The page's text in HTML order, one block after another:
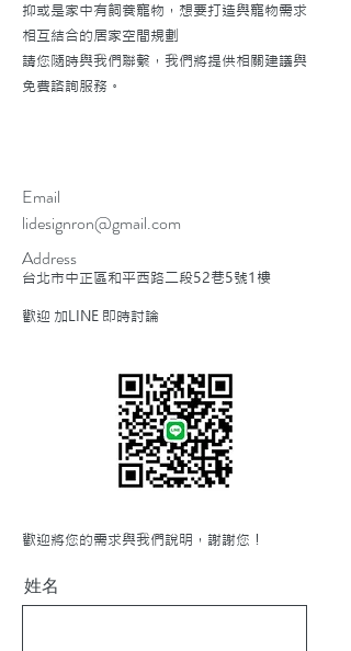
抑或是家中有飼養寵物，想要打造與寵物需求
相互結合的居家空間規劃
​請您隨時與我們聯繫，我們將提供相關建議與
免費諮詢服務。
Email
lidesignron@gmail.com
Address
​台北市中正區和平西路二段52巷5號1樓
歡迎 加LINE 即時討論
​歡迎將您的需求與我們說明，謝謝您！
姓名